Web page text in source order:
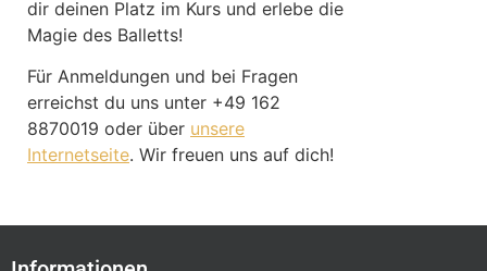
dir deinen Platz im Kurs und erlebe die
Magie des Balletts!
Für Anmeldungen und bei Fragen
erreichst du uns unter +49 162
8870019 oder über unsere
Internetseite. Wir freuen uns auf dich!